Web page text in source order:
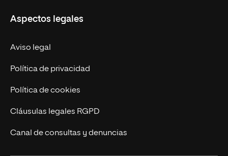
Trabaja en UNIR
Actualidad UNIR
Contáctanos
Aspectos legales
Aviso legal
Política de privacidad
Política de cookies
Cláusulas legales RGPD
Canal de consultas y denuncias